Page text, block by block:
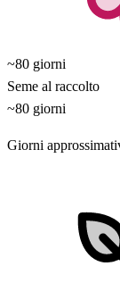
~80 giorni
Seme al raccolto
~80 giorni
Giorni